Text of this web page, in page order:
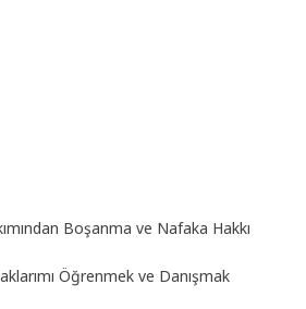
Boşanma ve Nafaka Hakkı
Öğrenmek ve Danışmak